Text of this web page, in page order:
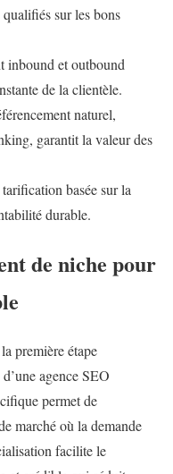
sur les bons
inbound et outbound
de la clientèle.
naturel,
garantit la valeur des
basée sur la
durable.
de niche pour
première étape
agence SEO
permet de
marché où la demande
facilite le